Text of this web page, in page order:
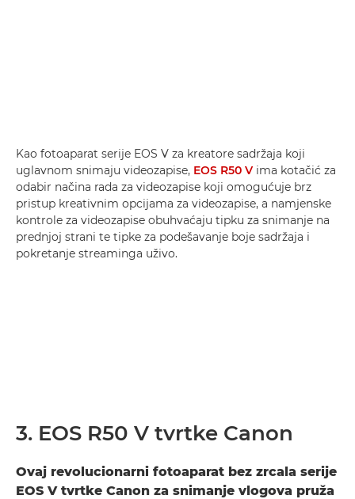
Kao fotoaparat serije EOS V za kreatore sadržaja koji
uglavnom snimaju videozapise, EOS R50 V ima kotačić za
odabir načina rada za videozapise koji omogućuje brz
pristup kreativnim opcijama za videozapise, a namjenske
kontrole za videozapise obuhvaćaju tipku za snimanje na
prednjoj strani te tipke za podešavanje boje sadržaja i
pokretanje streaminga uživo.
3. EOS R50 V tvrtke Canon
Ovaj revolucionarni fotoaparat bez zrcala serije
EOS V tvrtke Canon za snimanje vlogova pruža